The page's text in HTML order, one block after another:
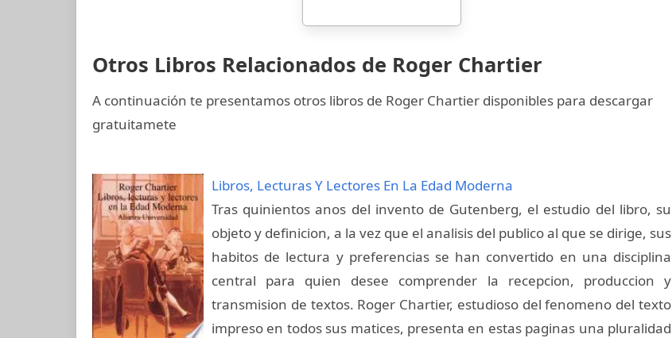
Otros Libros Relacionados de Roger Chartier
A continuación te presentamos otros libros de Roger Chartier disponibles para descargar
gratuitamete
Libros, Lecturas Y Lectores En La Edad Moderna
Tras quinientos anos del invento de Gutenberg, el estudio del libro, su
objeto y definicion, a la vez que el analisis del publico al que se dirige, sus
habitos de lectura y preferencias se han convertido en una disciplina
central para quien desee comprender la recepcion, produccion y
transmision de textos. Roger Chartier, estudioso del fenomeno del texto
impreso en todos sus matices, presenta en estas paginas una pluralidad